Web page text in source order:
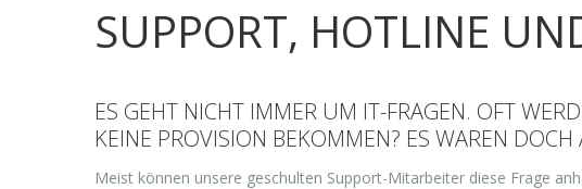
SUPPORT, HOTLINE
ES GEHT NICHT IMMER UM IT-FRAGEN. OFT
KEINE PROVISION BEKOMMEN? ES WAREN DOCH
Meist können unsere geschulten Support-Mitarbeiter diese Frage